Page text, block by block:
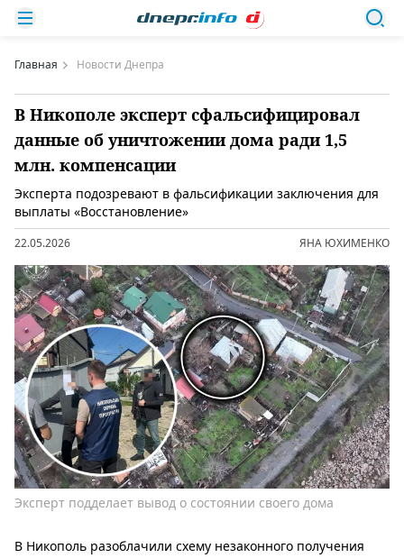
Главная Новости Днепра
В Никополе эксперт сфальсифицировал
данные об уничтожении дома ради 1,5
млн. компенсации
Эксперта подозревают в фальсификации заключения для
выплаты «Восстановление»
22.05.2026 ЯНА ЮХИМЕНКО
Эксперт подделает вывод о состоянии своего дома
В Никополь разоблачили схему незаконного получения